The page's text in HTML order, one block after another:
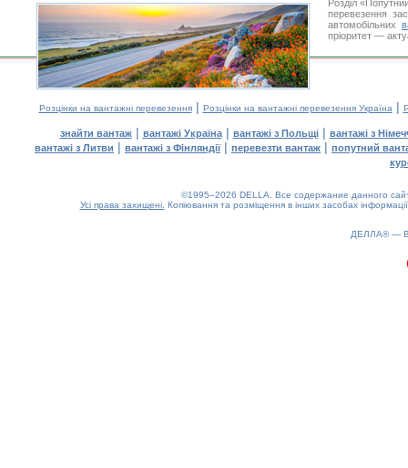
Розділ
перевезення
автомобільних
пріоритет —
Розцінки на вантажні перевезення| Розцінки на вантажні перевезення Україна |
знайти вантаж| вантажі Україна| вантажі з Польщі| вантажі з
вантажі з Литви | вантажі з Фінляндії| перевезти вантаж | попутний
©1995–2026 DELLA. Все содержание данного
Усі права захищені. Копіювання та розміщення в інших засобах
ДЕЛЛА® —